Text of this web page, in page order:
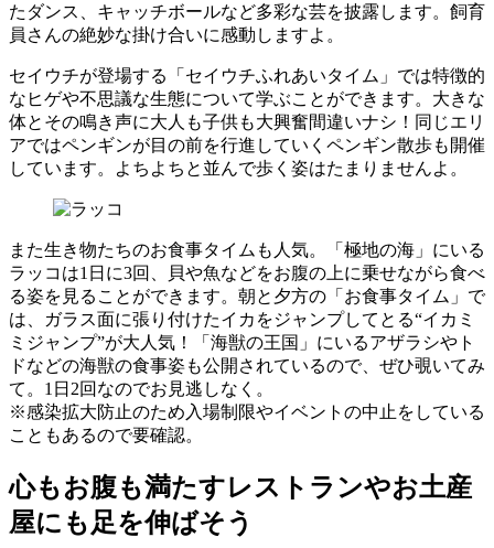
たダンス、キャッチボールなど多彩な芸を披露します。飼育
員さんの絶妙な掛け合いに感動しますよ。
セイウチが登場する「セイウチふれあいタイム」では特徴的
なヒゲや不思議な生態について学ぶことができます。大きな
体とその鳴き声に大人も子供も大興奮間違いナシ！同じエリ
アではペンギンが目の前を行進していくペンギン散歩も開催
しています。よちよちと並んで歩く姿はたまりませんよ。
また生き物たちのお食事タイムも人気。「極地の海」にいる
ラッコは1日に3回、貝や魚などをお腹の上に乗せながら食べ
る姿を見ることができます。朝と夕方の「お食事タイム」で
は、ガラス面に張り付けたイカをジャンプしてとる“イカミ
ミジャンプ”が大人気！「海獣の王国」にいるアザラシやト
ドなどの海獣の食事姿も公開されているので、ぜひ覗いてみ
て。1日2回なのでお見逃しなく。
※感染拡大防止のため入場制限やイベントの中止をしている
こともあるので要確認。
心もお腹も満たすレストランやお土産
屋にも足を伸ばそう